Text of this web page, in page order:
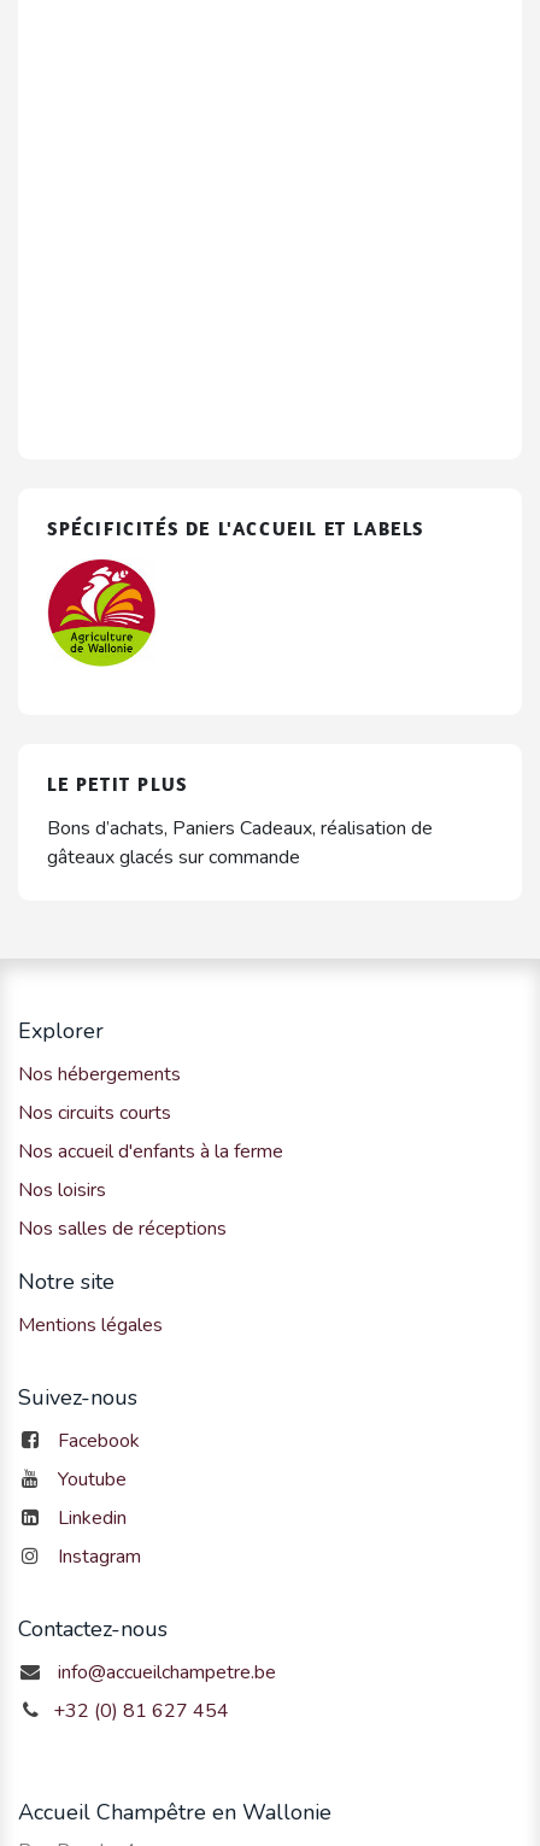
SPÉCIFICITÉS DE L'ACCUEIL ET LABELS
LE PETIT PLUS
Bons d’achats, Paniers Cadeaux, réalisation de
gâteaux glacés sur commande
Explorer
Nos hébergements
Nos circuits courts
Nos accueil d'enfants à la ferme
Nos loisirs
Nos salles de réceptions
Notre site
Mentions légales
Suivez-nous
Facebook
Youtube
Linkedin
Instagram
Contactez-nous
info@accueilchampetre.be
+32 (0) 81 627 454
Accueil Champêtre en Wallonie